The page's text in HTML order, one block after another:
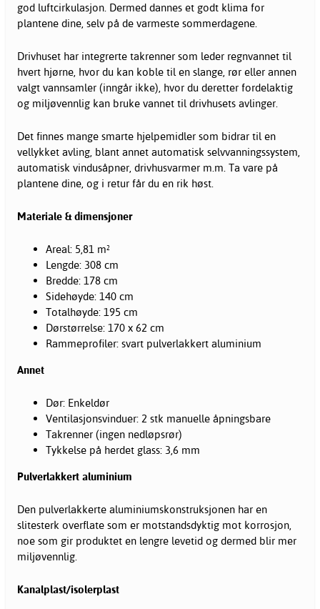
god luftcirkulasjon. Dermed dannes et godt klima for
plantene dine, selv på de varmeste sommerdagene.
Drivhuset har integrerte takrenner som leder regnvannet til
hvert hjørne, hvor du kan koble til en slange, rør eller annen
valgt vannsamler (inngår ikke), hvor du deretter fordelaktig
og miljøvennlig kan bruke vannet til drivhusets avlinger.
Det finnes mange smarte hjelpemidler som bidrar til en
vellykket avling, blant annet automatisk selvvanningssystem,
automatisk vindusåpner, drivhusvarmer m.m. Ta vare på
plantene dine, og i retur får du en rik høst.
Materiale & dimensjoner
Areal: 5,81 m²
Lengde: 308 cm
Bredde: 178 cm
Sidehøyde: 140 cm
Totalhøyde: 195 cm
Dørstørrelse: 170 x 62 cm
Rammeprofiler: svart pulverlakkert aluminium
Annet
Dør: Enkeldør
Ventilasjonsvinduer: 2 stk manuelle åpningsbare
Takrenner (ingen nedløpsrør)
Tykkelse på herdet glass: 3,6 mm
Pulverlakkert aluminium
Den pulverlakkerte aluminiumskonstruksjonen har en
slitesterk overflate som er motstandsdyktig mot korrosjon,
noe som gir produktet en lengre levetid og dermed blir mer
miljøvennlig.
Kanalplast/isolerplast